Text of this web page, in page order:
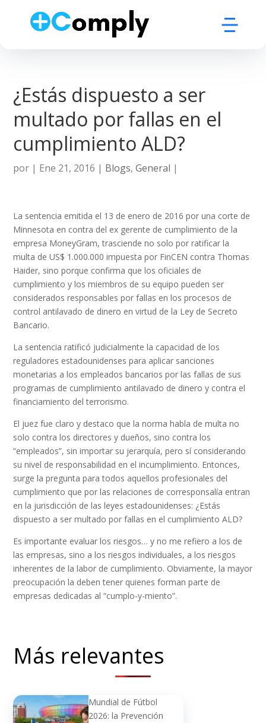
¿Estás dispuesto a ser
multado por fallas en el
cumplimiento ALD?
por | Ene 21, 2016 | Blogs,General |
La sentencia emitida el 13 de enero de 2016 por una corte de
Minnesota en contra del ex gerente de cumplimiento de la
empresa MoneyGram, trasciende no solo por ratificar la
multa de US$ 1.000.000 impuesta por FinCEN contra Thomas
Haider, sino porque confirma que los oficiales de
cumplimiento y los miembros de su equipo pueden ser
considerados responsables por fallas en los procesos de
control antilavado de dinero en virtud de la Ley de Secreto
Bancario.
La sentencia ratificó judicialmente la capacidad de los
reguladores estadounidenses para aplicar sanciones
monetarias a los empleados bancarios por las fallas de sus
programas de cumplimiento antilavado de dinero y contra el
financiamiento del terrorismo.
El juez fue claro y destaco que la norma habla de multa no
solo contra los directores y dueños, sino contra los
“empleados”, sin importar su jerarquía, pero sí considerando
su nivel de responsabilidad en el incumplimiento. Entonces,
surge la pregunta para todos aquellos profesionales del
cumplimiento que por las relaciones de corresponsalía entran
en la jurisdicción de las leyes estadounidenses: ¿Estás
dispuesto a ser multado por fallas en el cumplimiento ALD?
Es importante evaluar los riesgos… y no me refiero a los de
las empresas, sino a los riesgos individuales, a los riesgos
inherentes de la labor de cumplimiento. Obviamente, la mayor
preocupación la deben tener quienes forman parte de
empresas dedicadas al “cumplo-y-miento”.
Más relevantes
Mundial de Fútbol
2026: la Prevención